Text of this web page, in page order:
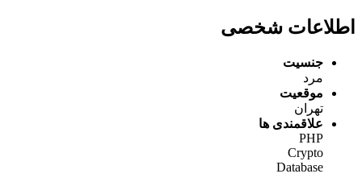
اطلاعات شخصی
جنسیت
مرد
موقعیت
تهران
علاقمندی ها
PHP
Crypto
Database